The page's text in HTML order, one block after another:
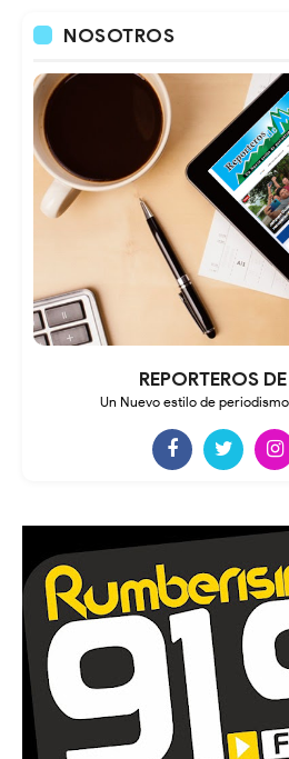
NOSOTROS
REPORTEROS
Un Nuevo estilo de